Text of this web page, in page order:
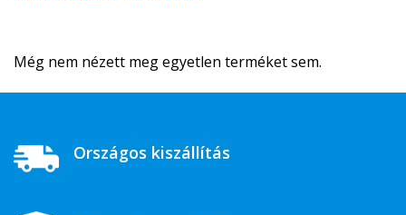
Még nem nézett meg egyetlen terméket sem.
Országos kiszállítás